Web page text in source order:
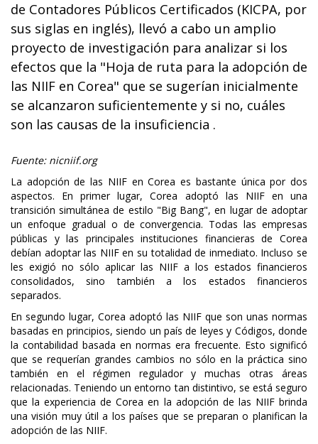
de Contadores Públicos Certificados (KICPA, por
sus siglas en inglés), llevó a cabo un amplio
proyecto de investigación para analizar si los
efectos que la "Hoja de ruta para la adopción de
las NIIF en Corea" que se sugerían inicialmente
se alcanzaron suficientemente y si no, cuáles
son las causas de la insuficiencia .
Fuente: nicniif.org
La adopción de las NIIF en Corea es bastante única por dos
aspectos. En primer lugar, Corea adoptó las NIIF en una
transición simultánea de estilo "Big Bang", en lugar de adoptar
un enfoque gradual o de convergencia. Todas las empresas
públicas y las principales instituciones financieras de Corea
debían adoptar las NIIF en su totalidad de inmediato. Incluso se
les exigió no sólo aplicar las NIIF a los estados financieros
consolidados, sino también a los estados financieros
separados.
En segundo lugar, Corea adoptó las NIIF que son unas normas
basadas en principios, siendo un país de leyes y Códigos, donde
la contabilidad basada en normas era frecuente. Esto significó
que se requerían grandes cambios no sólo en la práctica sino
también en el régimen regulador y muchas otras áreas
relacionadas. Teniendo un entorno tan distintivo, se está seguro
que la experiencia de Corea en la adopción de las NIIF brinda
una visión muy útil a los países que se preparan o planifican la
adopción de las NIIF.